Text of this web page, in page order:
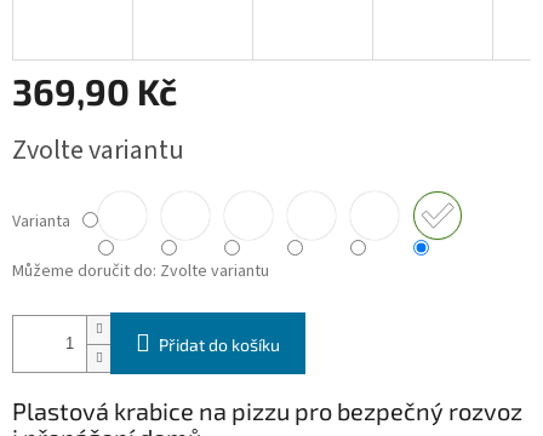
369,90 Kč
cena:
Zvolte variantu
Varianta
Můžeme doručit do: Zvolte variantu
Přidat do košíku
Plastová krabice na pizzu pro bezpečný rozvoz